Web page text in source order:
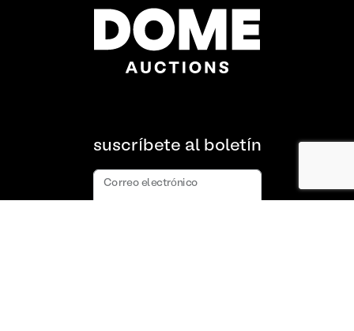
suscríbete al boletín
Correo electrónico